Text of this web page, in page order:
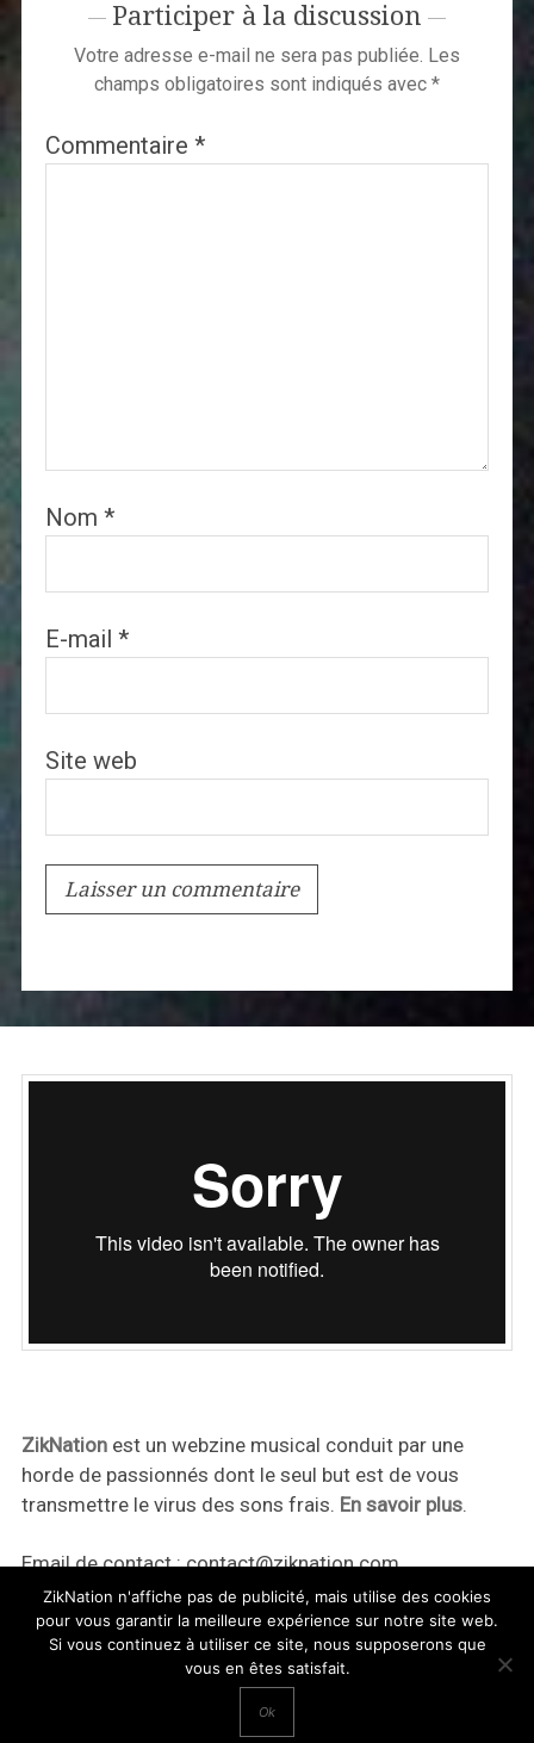
Participer à la discussion
Votre adresse e-mail ne sera pas publiée. Les
champs obligatoires sont indiqués avec *
Commentaire *
Nom *
E-mail *
Site web
ZikNationest un webzine musical conduit par une
horde de passionnés dont le seul but est de vous
transmettre le virus des sons frais. En savoir plus.
Email de contact :contact@ziknation.com
ZikNation n'affiche pas de publicité, mais utilise des cookies
pour vous garantir la meilleure expérience sur notre site web.
Si vous continuez à utiliser ce site, nous supposerons que
vous en êtes satisfait.
Ok